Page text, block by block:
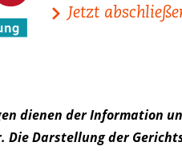
Jetzt
dienen der Information
Die Darstellung der